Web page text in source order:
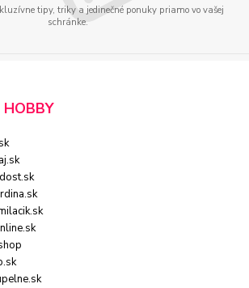
tipy, triky a jedinečné ponuky priamo vo vašej
schránke.